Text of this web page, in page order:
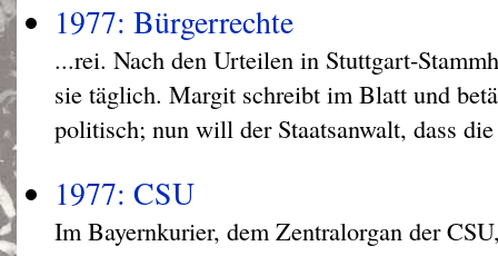
1977: Bürgerrechte
...rei. Nach den Urteilen in Stuttgart-
sie täglich. Margit schreibt im Blatt und
politisch; nun will der Staatsanwalt, dass
1977: CSU
Im Bayernkurier, dem Zentralorgan der